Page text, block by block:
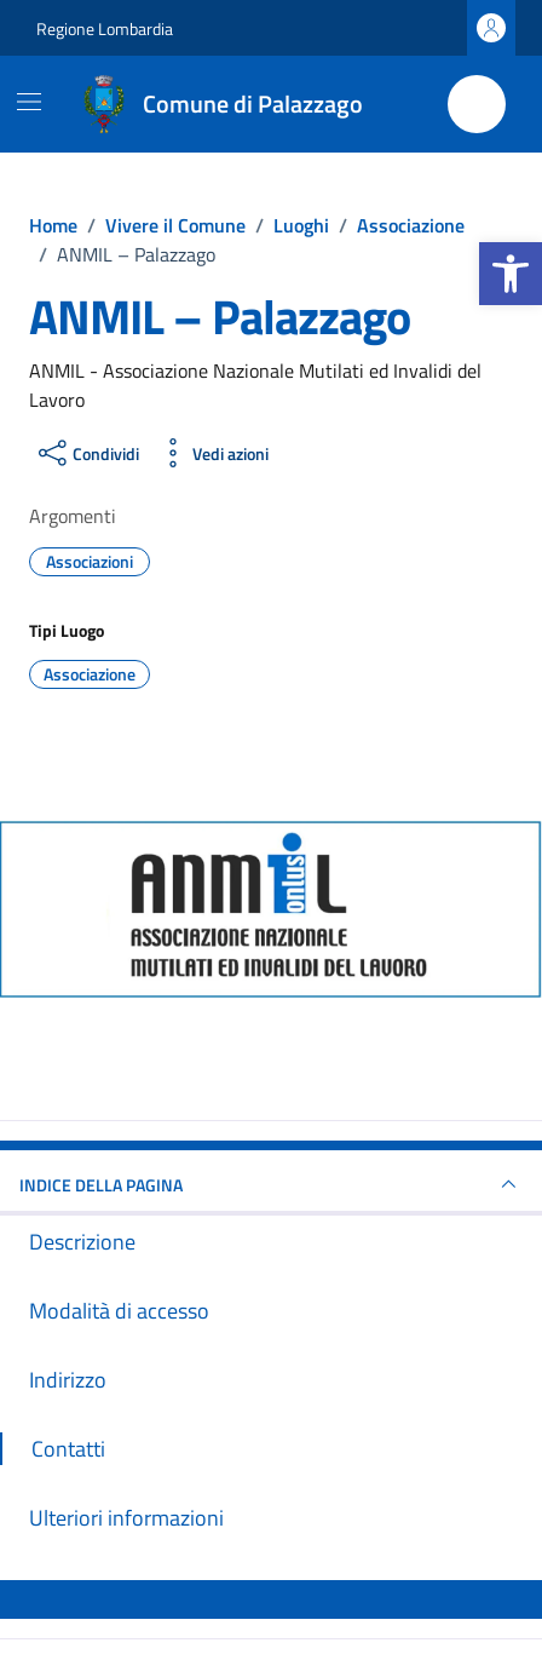
Apri la
Regione Lombardia
Comune di Palazzago
Home / Vivere il Comune / Luoghi / Associazione
/ ANMIL – Palazzago
ANMIL – Palazzago
ANMIL - Associazione Nazionale Mutilati ed Invalidi del
Lavoro
Condividi Vedi azioni
Argomenti
Associazioni
Tipi Luogo
Associazione
INDICE DELLA PAGINA
Descrizione
Modalità di accesso
Indirizzo
Contatti
Ulteriori informazioni